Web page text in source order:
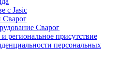
с Jasic
Сварог
Сварог
региональное присутствие
персональных